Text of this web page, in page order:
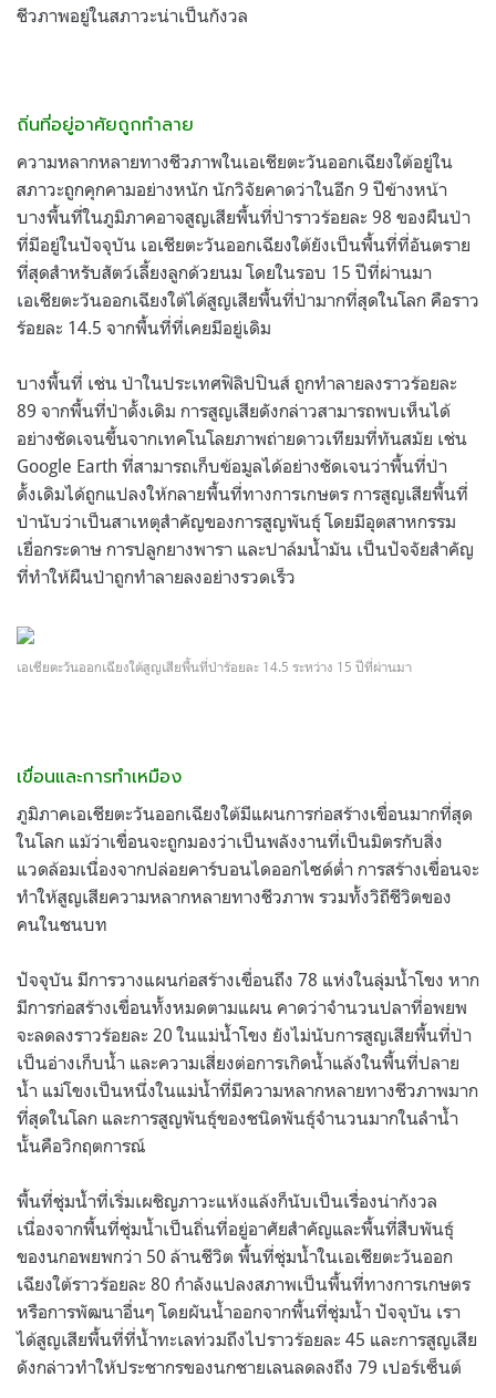
ชีวภาพอยู่ในสภาวะน่าเป็นกังวล
ถิ่นที่อยู่อาศัยถูกทำลาย
ความหลากหลายทางชีวภาพในเอเชียตะวันออกเฉียงใต้อยู่ใน
สภาวะถูกคุกคามอย่างหนัก นักวิจัยคาดว่าในอีก 9 ปีข้างหน้า
บางพื้นที่ในภูมิภาคอาจสูญเสียพื้นที่ป่าราวร้อยละ 98 ของผืนป่า
ที่มีอยู่ในปัจจุบัน เอเชียตะวันออกเฉียงใต้ยังเป็นพื้นที่ที่อันตราย
ที่สุดสำหรับสัตว์เลี้ยงลูกด้วยนม โดยในรอบ 15 ปีที่ผ่านมา
เอเชียตะวันออกเฉียงใต้ได้สูญเสียพื้นที่ป่ามากที่สุดในโลก คือราว
ร้อยละ 14.5 จากพื้นที่ที่เคยมีอยู่เดิม
บางพื้นที่ เช่น ป่าในประเทศฟิลิปปินส์ ถูกทำลายลงราวร้อยละ
89 จากพื้นที่ป่าดั้งเดิม การสูญเสียดังกล่าวสามารถพบเห็นได้
อย่างชัดเจนขึ้นจากเทคโนโลยภาพถ่ายดาวเทียมที่ทันสมัย เช่น
Google Earth ที่สามารถเก็บข้อมูลได้อย่างชัดเจนว่าพื้นที่ป่า
ดั้งเดิมได้ถูกแปลงให้กลายพื้นที่ทางการเกษตร การสูญเสียพื้นที่
ป่านับว่าเป็นสาเหตุสำคัญของการสูญพันธุ์ โดยมีอุตสาหกรรม
เยื่อกระดาษ การปลูกยางพารา และปาล์มน้ำมัน เป็นปัจจัยสำคัญ
ที่ทำให้ผืนป่าถูกทำลายลงอย่างรวดเร็ว
เอเชียตะวันออกเฉียงใต้สูญเสียพื้นที่ป่าร้อยละ 14.5 ระหว่าง 15 ปีที่ผ่านมา
เขื่อนและการทำเหมือง
ภูมิภาคเอเชียตะวันออกเฉียงใต้มีแผนการก่อสร้างเขื่อนมากที่สุด
ในโลก แม้ว่าเขื่อนจะถูกมองว่าเป็นพลังงานที่เป็นมิตรกับสิ่ง
แวดล้อมเนื่องจากปล่อยคาร์บอนไดออกไซด์ต่ำ การสร้างเขื่อนจะ
ทำให้สูญเสียความหลากหลายทางชีวภาพ รวมทั้งวิถีชีวิตของ
คนในชนบท
ปัจจุบัน มีการวางแผนก่อสร้างเขื่อนถึง 78 แห่งในลุ่มน้ำโขง หาก
มีการก่อสร้างเขื่อนทั้งหมดตามแผน คาดว่าจำนวนปลาที่อพยพ
จะลดลงราวร้อยละ 20 ในแม่น้ำโขง ยังไม่นับการสูญเสียพื้นที่ป่า
เป็นอ่างเก็บน้ำ และความเสี่ยงต่อการเกิดน้ำแล้งในพื้นที่ปลาย
น้ำ แม่โขงเป็นหนึ่งในแม่น้ำที่มีความหลากหลายทางชีวภาพมาก
ที่สุดในโลก และการสูญพันธุ์ของชนิดพันธุ์จำนวนมากในลำน้ำ
นั้นคือวิกฤตการณ์
พื้นที่ชุ่มน้ำที่เริ่มเผชิญภาวะแห้งแล้งก็นับเป็นเรื่องน่ากังวล
เนื่องจากพื้นที่ชุ่มน้ำเป็นถิ่นที่อยู่อาศัยสำคัญและพื้นที่สืบพันธุ์
ของนกอพยพกว่า 50 ล้านชีวิต พื้นที่ชุ่มน้ำในเอเชียตะวันออก
เฉียงใต้ราวร้อยละ 80 กำลังแปลงสภาพเป็นพื้นที่ทางการเกษตร
หรือการพัฒนาอื่นๆ โดยผันน้ำออกจากพื้นที่ชุ่มน้ำ ปัจจุบัน เรา
ได้สูญเสียพื้นที่ที่น้ำทะเลท่วมถึงไปราวร้อยละ 45 และการสูญเสีย
ดังกล่าวทำให้ประชากรของนกชายเลนลดลงถึง 79 เปอร์เซ็นต์